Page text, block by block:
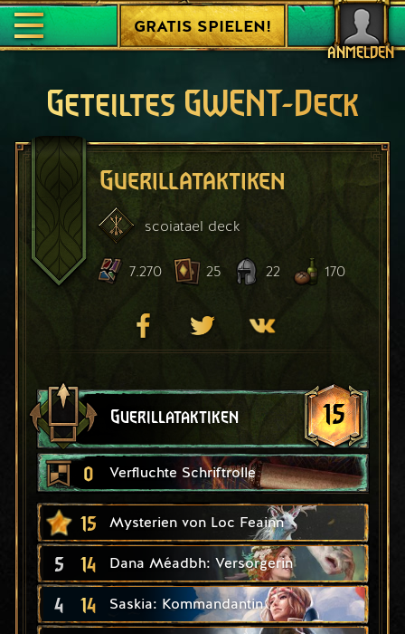
ANMELDEN
GRATIS SPIELEN!
Geteiltes GWENT-Deck
Guerillataktiken
scoiatael deck
7.270 25 22 170
Guerillataktiken 15
0 Verfluchte Schriftrolle
15 Mysterien von Loc Feainn
5 14 Dana Méadbh: Versorgerin
4 14 Saskia: Kommandantin